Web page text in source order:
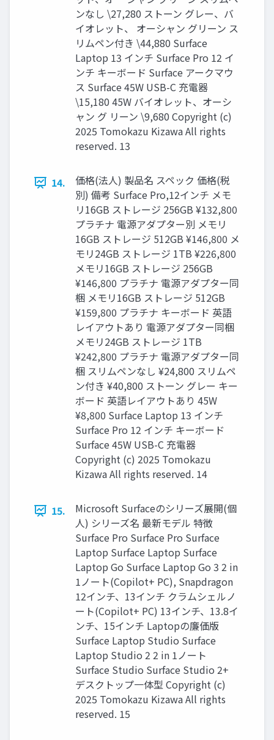
ンなし \27,280 ストーン グレー、バ
イオレット、 オーシャン グリーン ス
リムペン付き \44,880 Surface
Laptop 13 インチ Surface Pro 12 イ
ンチ キーボード Surface アークマウ
ス Surface 45W USB-C 充電器
\15,180 45W バイオレット、オーシ
ャン グ リーン \9,680 Copyright (c)
2025 Tomokazu Kizawa All rights
reserved. 13
14.
価格(法人) 製品名 スペック 価格(税
別) 備考 Surface Pro,12インチ メモ
リ16GB ストレージ 256GB ¥132,800
プラチナ 電源アダプター別 メモリ
16GB ストレージ 512GB ¥146,800 メ
モリ24GB ストレージ 1TB ¥226,800
メモリ16GB ストレージ 256GB
¥146,800 プラチナ 電源アダプター同
梱 メモリ16GB ストレージ 512GB
¥159,800 プラチナ キーボード 英語
レイアウトあり 電源アダプター同梱
メモリ24GB ストレージ 1TB
¥242,800 プラチナ 電源アダプター同
梱 スリムペンなし ¥24,800 スリムペ
ン付き ¥40,800 ストーン グレー キー
ボード 英語レイアウトあり 45W
¥8,800 Surface Laptop 13 インチ
Surface Pro 12 インチ キーボード
Surface 45W USB-C 充電器
Copyright (c) 2025 Tomokazu
Kizawa All rights reserved. 14
15.
Microsoft Surfaceのシリーズ展開(個
人) シリーズ名 最新モデル 特徴
Surface Pro Surface Pro Surface
Laptop Surface Laptop Surface
Laptop Go Surface Laptop Go 3 2 in
1ノート(Copilot+ PC), Snapdragon
12インチ、13インチ クラムシェルノ
ート(Copilot+ PC) 13インチ、13.8イ
ンチ、15インチ Laptopの廉価版
Surface Laptop Studio Surface
Laptop Studio 2 2 in 1ノート
Surface Studio Surface Studio 2+
デスクトップ一体型 Copyright (c)
2025 Tomokazu Kizawa All rights
reserved. 15